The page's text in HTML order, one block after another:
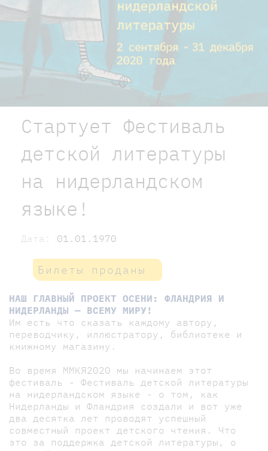
Стартует Фестиваль
детской литературы
на нидерландском
языке!
Дата: 01.01.1970
Билеты проданы
НАШ ГЛАВНЫЙ ПРОЕКТ ОСЕНИ: ФЛАНДРИЯ И
НИДЕРЛАНДЫ — ВСЕМУ МИРУ!
Им есть что сказать каждому автору,
переводчику, иллюстратору, библиотеке и
книжному магазину.
Во время ММКЯ2020 мы начинаем этот
фестиваль - Фестиваль детской литературы
на нидерландском языке - о том, как
Нидерланды и Фландрия создали и вот уже
два десятка лет проводят успешный
совместный проект детского чтения. Что
это за поддержка детской литературы, о